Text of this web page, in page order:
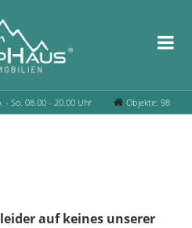
- So. 08.00 - 20.00 Uhr Objekte: 98
auf keines unserer